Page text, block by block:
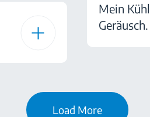
Mein
Load More